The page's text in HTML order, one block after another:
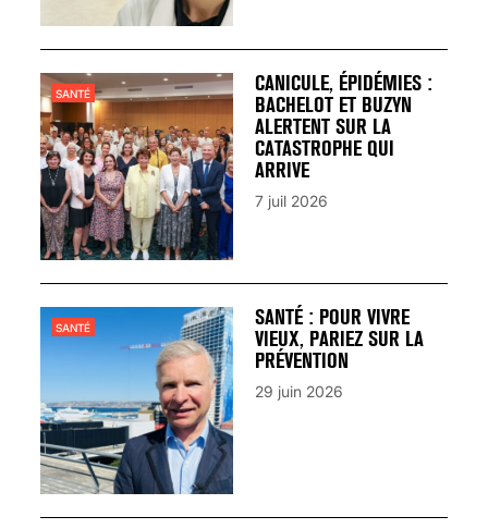
CANICULE, ÉPIDÉMIES :
BACHELOT ET BUZYN
ALERTENT SUR LA
CATASTROPHE QUI
ARRIVE
SANTÉ
7 juil 2026
SANTÉ : POUR VIVRE
VIEUX, PARIEZ SUR LA
PRÉVENTION
SANTÉ
29 juin 2026